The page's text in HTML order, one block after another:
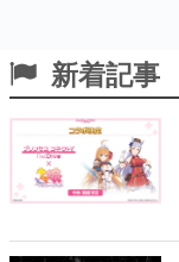
新着記事